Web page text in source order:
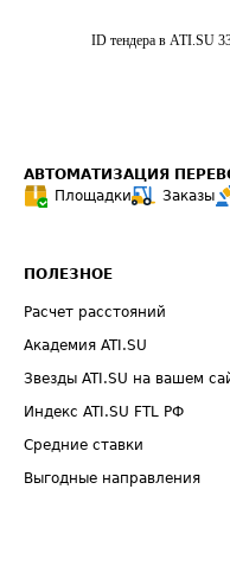
ID тендера в ATI.SU
АВТОМАТИЗАЦИЯ
Площадки
Заказы
ПОЛЕЗНОЕ
Расчет расстояний
Академия ATI.SU
Звезды ATI.SU на вашем
Индекс ATI.SU FTL РФ
Средние ставки
Выгодные направления